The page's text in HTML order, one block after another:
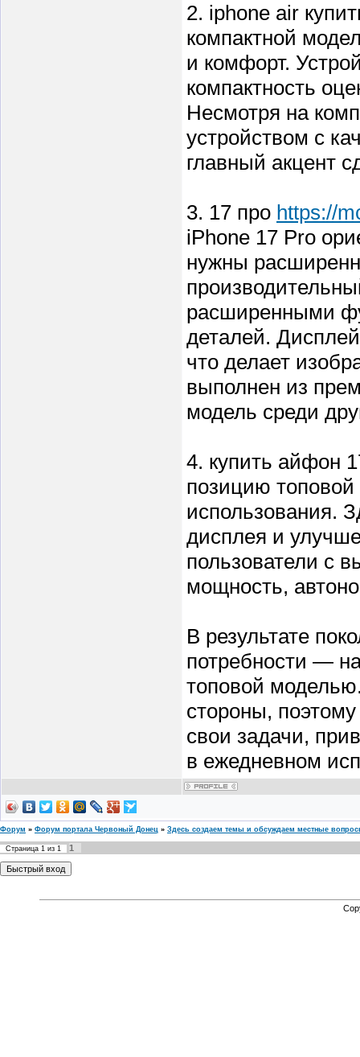
2. iphone air
компактной
и комфорт.
компактность
Несмотря на
устройством с
главный акцент
3. 17 про https://
iPhone 17 Pro
нужны
расширенными
деталей.
что делает
выполнен из
модель среди
4. купить айфон
позицию
использования.
дисплея и
пользователи с
мощность,
В результате
потребности —
топовой
стороны,
свои задачи,
в ежедневном
Форум » Форум портала Червоный Донец » Здесь создаем темы и обсуждаем местные
Страница 1 из 1 1